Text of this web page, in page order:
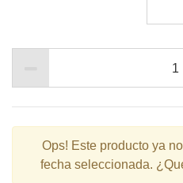
Ops! Este producto ya
fecha seleccionada.